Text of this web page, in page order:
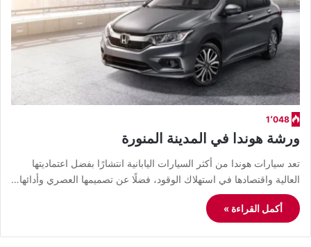
1٬048
ورشة هوندا في المدينة المنورة
تعد سيارات هوندا من أكثر السيارات اليابانية انتشارًا بفضل اعتماديتها
العالية واقتصادها في استهلاك الوقود، فضلًا عن تصميمها العصري وأدائها…
أكمل القراءة »